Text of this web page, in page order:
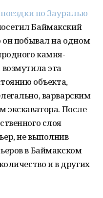
по Зауралью
Баймакский
он побывал на одном
камня-
эта
объекта,
варварским
экскаватора. После
слоя
не выполнив
в Баймакском
и в других